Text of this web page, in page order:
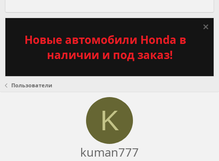
Новые автомобили Honda в
наличии и под заказ!
Пользователи
K
kuman777